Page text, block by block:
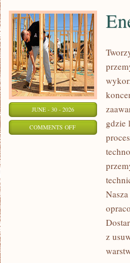
JUNE - 30 - 2026
COMMENTS OFFON
ENERGETYKA
gdzie
z